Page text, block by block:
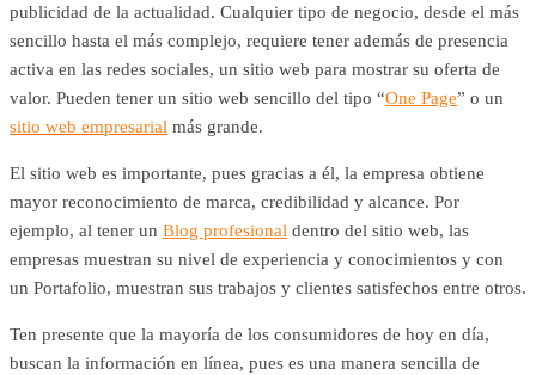
publicidad de la actualidad. Cualquier tipo de negocio, desde el más
sencillo hasta el más complejo, requiere tener además de presencia
activa en las redes sociales, un sitio web para mostrar su oferta de
valor. Pueden tener un sitio web sencillo del tipo “One Page” o un
sitio web empresarial más grande.
El sitio web es importante, pues gracias a él, la empresa obtiene
mayor reconocimiento de marca, credibilidad y alcance. Por
ejemplo, al tener un Blog profesional dentro del sitio web, las
empresas muestran su nivel de experiencia y conocimientos y con
un Portafolio, muestran sus trabajos y clientes satisfechos entre otros.
Ten presente que la mayoría de los consumidores de hoy en día,
buscan la información en línea, pues es una manera sencilla de